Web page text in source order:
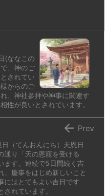
(ななこの
、神のご
されてい
からのご
、神社参拝や神事に関連す
性が良いとされています。
（てんおんにち）天恩日
通り「天の恩寵を受ける
ます。連続で5日間続く吉
、慶事をはじめ新しいこと
にはとてもよい吉日です
れています。
 Prev